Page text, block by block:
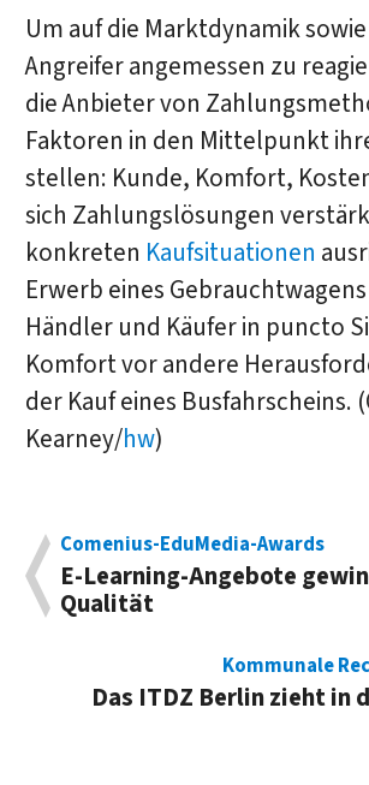
Um auf die Marktdynamik
Angreifer angemessen zu
die Anbieter von
Faktoren in den Mittelpunkt
stellen: Kunde, Komfort,
sich Zahlungslösungen
konkreten Kaufsituationen
Erwerb eines
Händler und Käufer in puncto
Komfort vor andere
der Kauf eines Busfahrscheins.
Kearney/hw)
Comenius-EduMedia-Awards
E-Learning-Angebote
Qualität
Kommunale
Das ITDZ Berlin zieht in